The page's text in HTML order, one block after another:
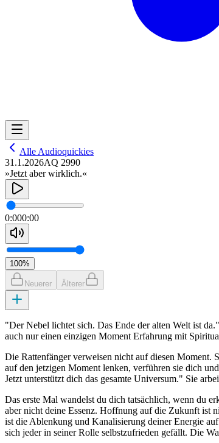
Alle Audioquickies
31.1.2026AQ 2990
»Jetzt aber wirklich.«
0:000:00
100%
Neuerer Älterer
"Der Nebel lichtet sich. Das Ende der alten Welt ist
auch nur einen einzigen Moment Erfahrung mit
Die Rattenfänger verweisen nicht auf diesen
auf den jetzigen Moment lenken, verführen sie dich
Jetzt unterstützt dich das gesamte Universum." Sie
Das erste Mal wandelst du dich tatsächlich, wenn du
aber nicht deine Essenz. Hoffnung auf die Zukunft ist
ist die Ablenkung und Kanalisierung deiner Energie
sich jeder in seiner Rolle selbstzufrieden gefällt. Die